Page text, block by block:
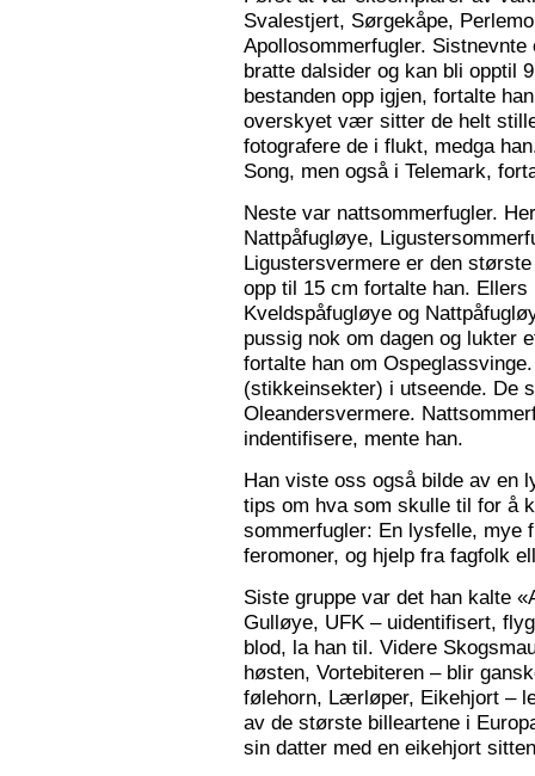
Svalestjert, Sørgekåpe,
Apollosommerfugler.
bratte dalsider og kan bli opptil
bestanden opp igjen, fortalte
overskyet vær sitter de helt
fotografere de i flukt, medga
Song, men også i Telemark,
Neste var nattsommerfugler.
Nattpåfugløye,
Ligustersvermere er den
opp til 15 cm fortalte han.
Kveldspåfugløye og
pussig nok om dagen og lukter
fortalte han om
(stikkeinsekter) i utseende. De
Oleandersvermere.
indentifisere, mente han.
Han viste oss også bilde av en
tips om hva som skulle til for å
sommerfugler: En lysfelle, mye
feromoner, og hjelp fra fagfolk
Siste gruppe var det han kalte
Gulløye, UFK – uidentifisert,
blod, la han til. Videre
høsten, Vortebiteren – blir
følehorn, Lærløper, Eikehjort –
av de største billeartene i
sin datter med en eikehjort